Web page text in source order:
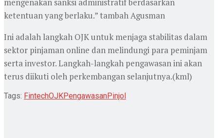
ketentuan yang berlaku.” tambah Agusman
Ini adalah langkah OJK untuk menjaga stabilitas dalam
sektor pinjaman online dan melindungi para peminjam
serta investor. Langkah-langkah pengawasan ini akan
terus diikuti oleh perkembangan selanjutnya.(kml)
Tags: FintechOJKPengawasanPinjol